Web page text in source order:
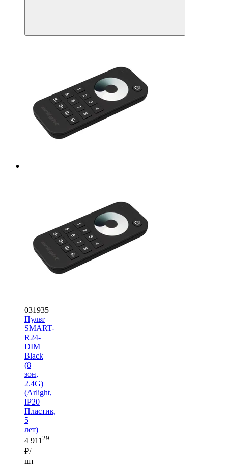
031935
Пульт
SMART-
R24-
DIM
Black
(8
зон,
2.4G)
(Arlight,
IP20
Пластик,
5
лет)
4 911 29
₽/
шт